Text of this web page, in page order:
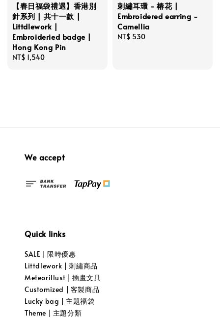
【春日福袋禮遇】香港別
針系列 | 共十一款 |
Littdlework |
Embroideried badge |
Hong Kong Pin
Regular
NT$ 1,540
刺繡耳環 - 椿花 |
Embroidered earring -
Camellia
Regular
NT$ 530
We accept
Quick links
SALE | 限時優惠
Littdlework | 刺繡商品
Meteorillust | 插畫文具
Customized | 客製商品
Lucky bag | 主題福袋
Theme | 主題分類